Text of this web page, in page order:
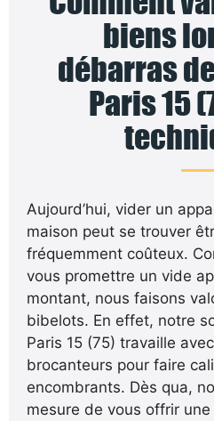
biens
débarras
Paris 15
Aujourd’hui, vider un
maison peut se trouver
fréquemment coûteux.
vous promettre un vide
montant, nous faisons
bibelots. En effet, notre
Paris 15 (75) travaille
brocanteurs pour faire
encombrants. Dès qua,
mesure de vous offrir